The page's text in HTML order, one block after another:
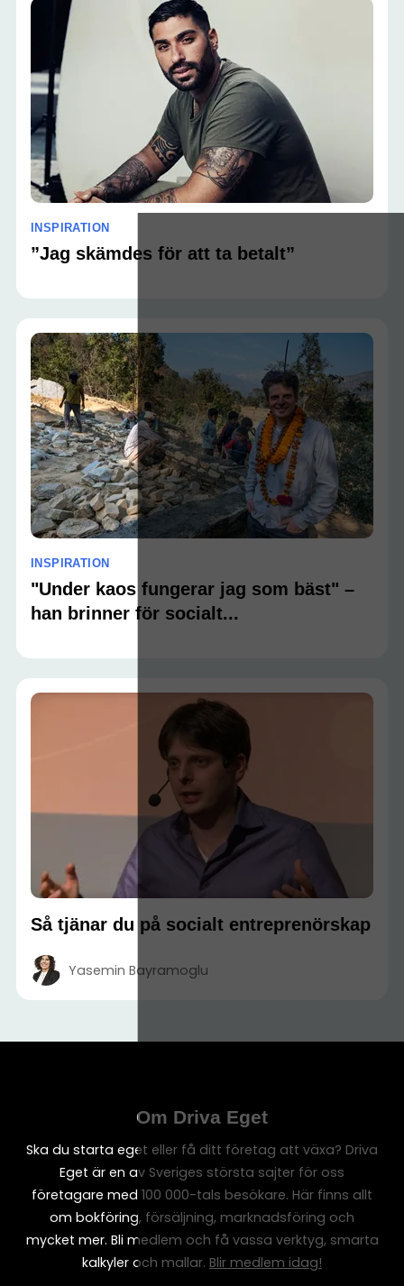
INSPIRATION
”Jag skämdes för att ta betalt”
INSPIRATION
"Under kaos fungerar jag som bäst" –
han brinner för socialt...
Så tjänar du på socialt entreprenörskap
Yasemin Bayramoglu
Om Driva Eget
Ska du starta eget eller få ditt företag att växa? Driva
Eget är en av Sveriges största sajter för oss
företagare med 100 000-tals besökare. Här finns allt
om bokföring, försäljning, marknadsföring och
mycket mer. Bli medlem och få vassa verktyg, smarta
kalkyler och mallar. Blir medlem idag!